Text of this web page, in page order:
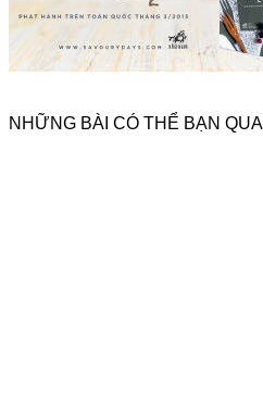
NHỮNG BÀI CÓ THỂ BẠN